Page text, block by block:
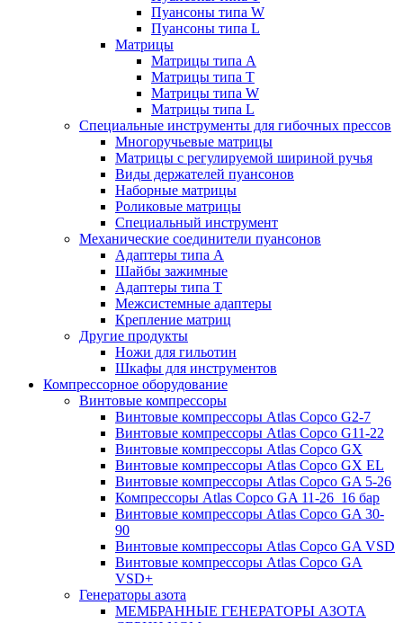
Пуансоны типа W
Пуансоны типа L
Матрицы
Матрицы типа A
Матрицы типа T
Матрицы типа W
Матрицы типа L
Специальные инструменты для гибочных прессов
Многоручьевые матрицы
Матрицы с регулируемой шириной ручья
Виды держателей пуансонов
Наборные матрицы
Роликовые матрицы
Специальный инструмент
Механические соединители пуансонов
Адаптеры типа A
Шайбы зажимные
Адаптеры типа T
Межсистемные адаптеры
Крепление матриц
Другие продукты
Ножи для гильотин
Шкафы для инструментов
Компрессорное оборудование
Винтовые компрессоры
Винтовые компрессоры Atlas Copco G2-7
Винтовые компрессоры Atlas Copco G11-22
Винтовые компрессоры Atlas Copco GX
Винтовые компрессоры Atlas Copco GX EL
Винтовые компрессоры Atlas Copco GA 5-26
Компрессоры Atlas Copco GA 11-26_16 бар
Винтовые компрессоры Atlas Copco GA 30-
90
Винтовые компрессоры Atlas Copco GA VSD
Винтовые компрессоры Atlas Copco GA
VSD+
Генераторы азота
МЕМБРАННЫЕ ГЕНЕРАТОРЫ АЗОТА